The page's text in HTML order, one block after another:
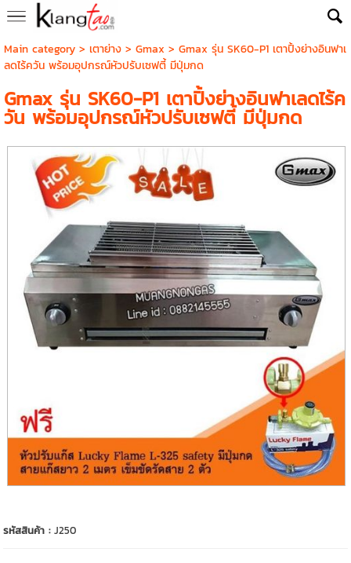
Main category> เตาย่าง> Gmax > Gmax รุ่น SK60-P1 เตาปิ้งย่างอินฟาเ
ลดไร้ควัน พร้อมอุปกรณ์หัวปรับเซฟตี้ มีปุ่มกด
Gmax รุ่น SK60-P1 เตาปิ้งย่างอินฟาเลดไร้ค
วัน พร้อมอุปกรณ์หัวปรับเซฟตี้ มีปุ่มกด
รหัสสินค้า :J250